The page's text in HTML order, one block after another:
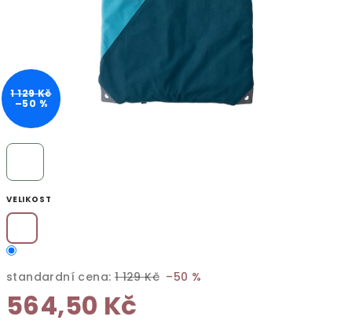
VELIKOST
standardní cena: 1 129 Kč –50 %
564,50 Kč
1 129 Kč
–50 %